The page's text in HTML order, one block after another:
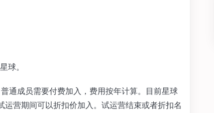
球。
通成员需要付费加入，费用按年计算。目前星球
营期间可以折扣价加入。试运营结束或者折扣名